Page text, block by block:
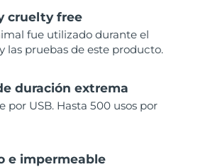
cruelty free
fue utilizado durante el
las pruebas de este producto.
duración extrema
por USB. Hasta 500 usos por
e impermeable